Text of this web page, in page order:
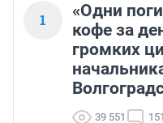
1
«Одни
кофе за
громких
39 551 151